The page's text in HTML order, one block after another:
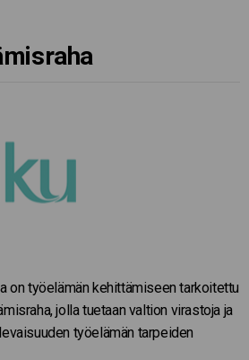
on työelämän kehittämiseen tarkoitettu
jolla tuetaan valtion virastoja ja
työelämän tarpeiden